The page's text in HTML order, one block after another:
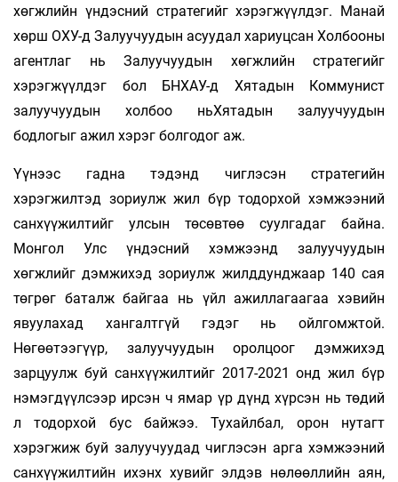
хөгжлийн үндэсний стратегийг хэрэгжүүлдэг. Манай
хөрш ОХУ-д Залуучуудын асуудал хариуцсан Холбооны
агентлаг нь Залуучуудын хөгжлийн стратегийг
хэрэгжүүлдэг бол БНХАУ-д Хятадын Коммунист
залуучуудын холбоо ньХятадын залуучуудын
бодлогыг ажил хэрэг болгодог аж.
Үүнээс гадна тэдэнд чиглэсэн стратегийн
хэрэгжилтэд зориулж жил бүр тодорхой хэмжээний
санхүүжилтийг улсын төсөвтөө суулгадаг байна.
Монгол Улс үндэсний хэмжээнд залуучуудын
хөгжлийг дэмжихэд зориулж жилддунджаар 140 сая
төгрөг баталж байгаа нь үйл ажиллагаагаа хэвийн
явуулахад хангалтгүй гэдэг нь ойлгомжтой.
Нөгөөтээгүүр, залуучуудын оролцоог дэмжихэд
зарцуулж буй санхүүжилтийг 2017-2021 онд жил бүр
нэмэгдүүлсээр ирсэн ч ямар үр дүнд хүрсэн нь төдий
л тодорхой бус байжээ. Тухайлбал, орон нутагт
хэрэгжиж буй залуучуудад чиглэсэн арга хэмжээний
санхүүжилтийн ихэнх хувийг элдэв нөлөөллийн аян,